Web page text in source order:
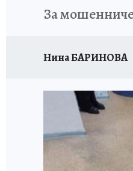
За
Нина БАРИНОВА